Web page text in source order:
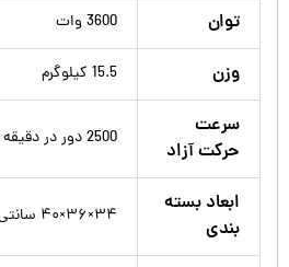
توان 3600 وات
وزن 15.5 کیلوگرم
سرعت
حرکت آزاد
2500 دور در دقیقه
ابعاد بسته
بندی
۳۴×۳۶×۴۰ سانتی متر